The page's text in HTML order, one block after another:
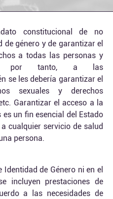
constitucional de no
género y de garantizar el
a todas las personas y
por tanto, a las
se les debería garantizar el
sexuales y derechos
Garantizar el acceso a la
un fin esencial del Estado
cualquier servicio de salud
persona.
de Género ni en el
incluyen prestaciones de
a las necesidades de